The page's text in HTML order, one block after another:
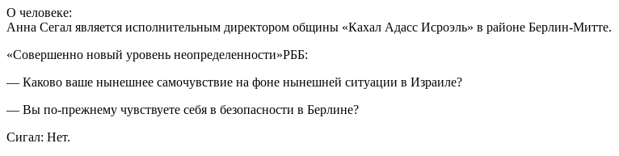
О человеке:
Анна Сегал является исполнительным директором общины «Кахал Адасс Исроэль» в районе Берлин-Митте.
«Совершенно новый уровень неопределенности»РББ:
— Каково ваше нынешнее самочувствие на фоне нынешней ситуации в Израиле?
— Вы по-прежнему чувствуете себя в безопасности в Берлине?
Сигал: Нет.